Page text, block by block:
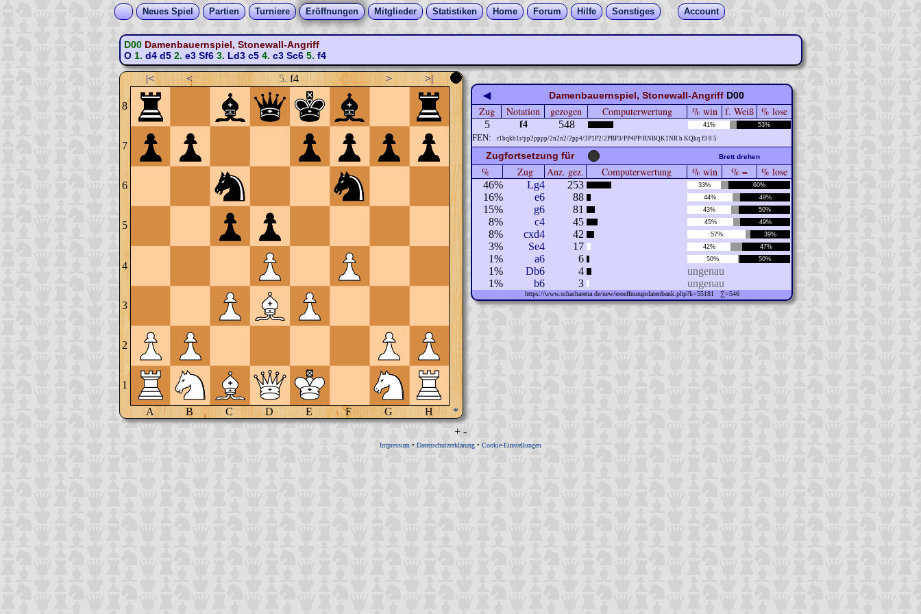
Neues Spiel Partien Turniere Eröffnungen Mitglieder Statistiken Home Forum Hilfe Sonstiges Account
D00 Damenbauernspiel, Stonewall-Angriff
O1. d4 d52. e3 Sf63. Ld3 c54. c3 Sc65. f4
|< < 5. f4 > >|
8
7
6
5
4
3
2
1
A B C D E F G H *
◀ Damenbauernspiel, Stonewall-Angriff D00
Zug Notation gezogen Computerwertung % win f. Weiß % lose
5 f4 548 41% 53%
FEN: r1bqkb1r/pp2pppp/2n2n2/2pp4/3P1P2/2PBP3/PP4PP/RNBQK1NR b KQkq f3 0 5
Zugfortsetzung für Brett drehen
% Zug Anz. gez. Computerwertung % win % = % lose
46% Lg4 253 33% 60%
16% e6 88 44% 49%
15% g6 81 43% 50%
8% c4 45 45% 49%
8% cxd4 42 57% 39%
3% Se4 17 42% 47%
1% a6 6 50% 50%
1% Db6 4
ungenau
1%
b6 3 ungenau
https://www.schacharena.de/new/eroeffnungsdatenbank.php?k=55181 ∑=546
+ -
Impressum • Datenschutzerklärung • Cookie-Einstellungen